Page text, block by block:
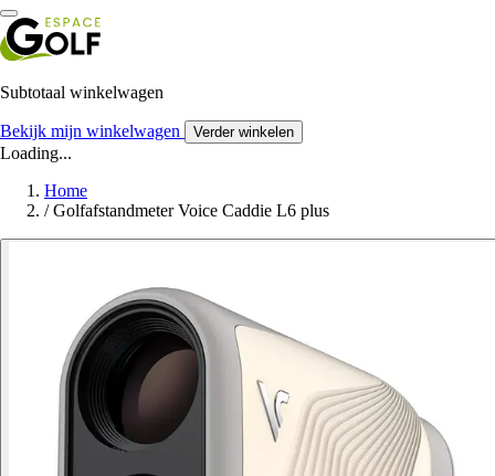
Subtotaal winkelwagen
Bekijk mijn winkelwagen Verder winkelen
Loading...
Home
/ Golfafstandmeter Voice Caddie L6 plus